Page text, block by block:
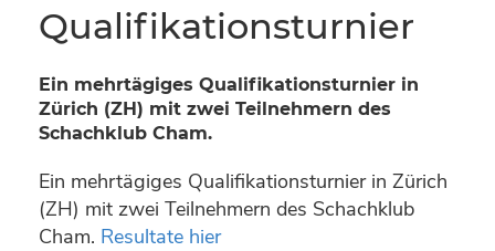
Qualifikationsturnier
Ein mehrtägiges Qualifikationsturnier in
Zürich (ZH) mit zwei Teilnehmern des
Schachklub Cham.
Ein mehrtägiges Qualifikationsturnier in Zürich
(ZH) mit zwei Teilnehmern des Schachklub
Cham. Resultate hier